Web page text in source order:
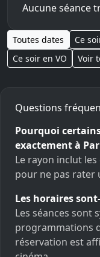
Aucune séance
Toutes dates Ce
Ce soir en VO
Voir
Questions
Pourquoi
exactement à
Le rayon inclut
pour ne pas rater
Les horaires
Les séances sont
programmations
réservation est